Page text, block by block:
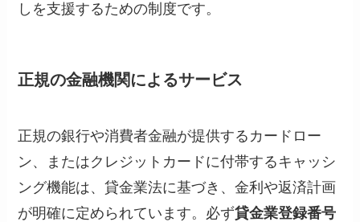
しを支援するための制度です。
正規の金融機関によるサービス
正規の銀行や消費者金融が提供するカードロー
ン、またはクレジットカードに付帯するキャッシ
ング機能は、貸金業法に基づき、金利や返済計画
が明確に定められています。必ず貸金業登録番号